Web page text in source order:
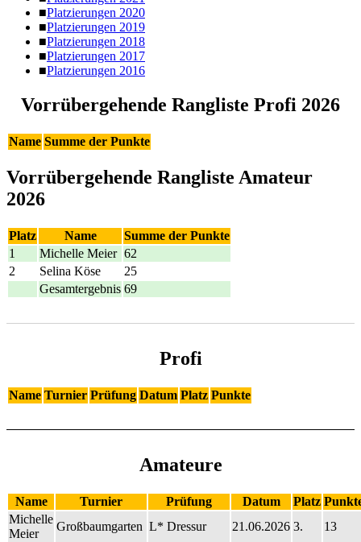
Platzierungen 2020
Platzierungen 2019
Platzierungen 2018
Platzierungen 2017
Platzierungen 2016
Vorrübergehende Rangliste Profi 2026
Name Summe der Punkte
Vorrübergehende Rangliste Amateur
2026
Platz Name
Summe der Punkte
1
Michelle Meier 62
2
Selina Köse
25
Gesamtergebnis 69
Profi
Name Turnier Prüfung Datum Platz Punkte
Amateure
Name Turnier Prüfung Datum Platz
Michelle
Meier
Großbaumgarten L* Dressur 21.06.2026 3. 13